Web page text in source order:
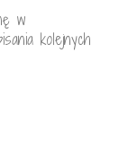
w
kolejnych